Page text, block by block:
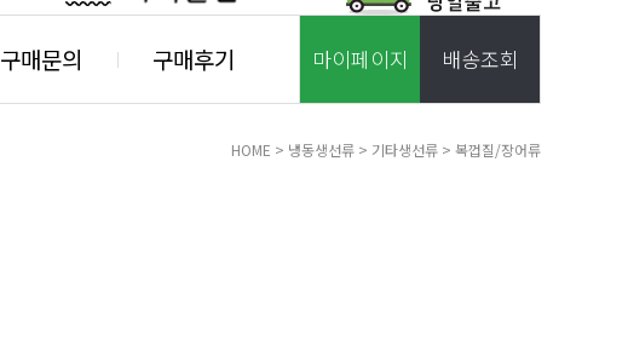
구매문의 구매후기 마이페이지 배송조회
HOME > 냉동생선류 > 기타생선류 > 복껍질/장어류